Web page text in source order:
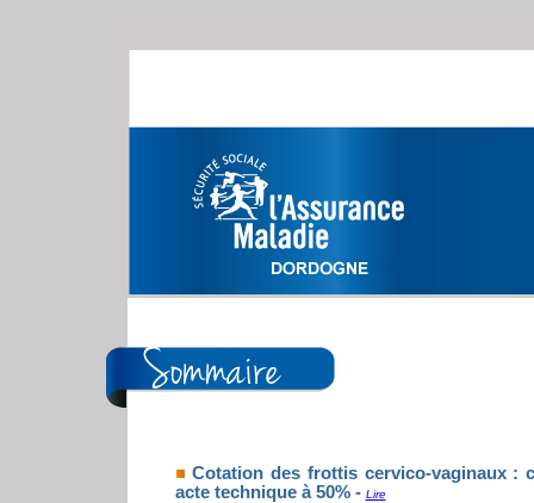
Cotation des frottis cervico-vaginaux :
acte technique à 50% - Lire